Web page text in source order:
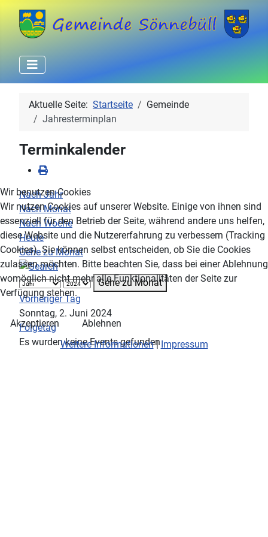
Aktuelle Seite: Startseite
Gemeinde
Jahresterminplan
Terminkalender
Nach Jahr
Nach Monat
Nach Woche
Heute
Gehe zu Monat
Gehe zu Monat
Vorheriger Tag
Sonntag, 2. Juni 2024
Folgetag
Es wurden keine Events gefunden
Wir benutzen Cookies
Wir nutzen Cookies auf unserer Website. Einige von ihnen sind
essenziell für den Betrieb der Seite, während andere uns helfen,
diese Website und die Nutzererfahrung zu verbessern (Tracking
Cookies). Sie können selbst entscheiden, ob Sie die Cookies
zulassen möchten. Bitte beachten Sie, dass bei einer Ablehnung
womöglich nicht mehr alle Funktionalitäten der Seite zur
Verfügung stehen.
Akzeptieren
Ablehnen
Weitere Informationen|Impressum